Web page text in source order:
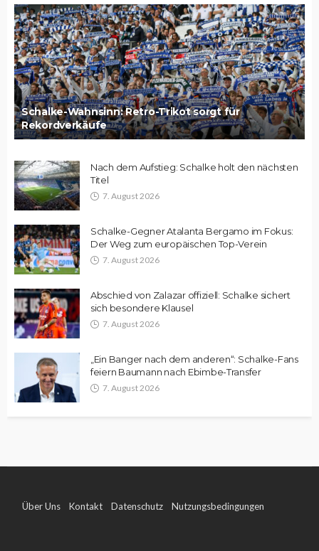
Schalke-Wahnsinn: Retro-Trikot sorgt für
Rekordverkäufe
Nach dem Aufstieg: Schalke holt den nächsten
Titel
7. August 2026
Schalke-Gegner Atalanta Bergamo im Fokus:
Der Weg zum europäischen Top-Verein
7. August 2026
Abschied von Zalazar offiziell: Schalke sichert
sich besondere Klausel
7. August 2026
„Ein Banger nach dem anderen“: Schalke-Fans
feiern Baumann nach Ebimbe-Transfer
7. August 2026
Über Uns Kontakt Datenschutz Nutzungsbedingungen